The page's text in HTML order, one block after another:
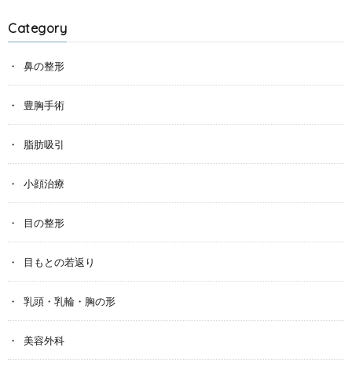
Category
鼻の整形
豊胸手術
脂肪吸引
小顔治療
目の整形
目もとの若返り
乳頭・乳輪・胸の形
美容外科